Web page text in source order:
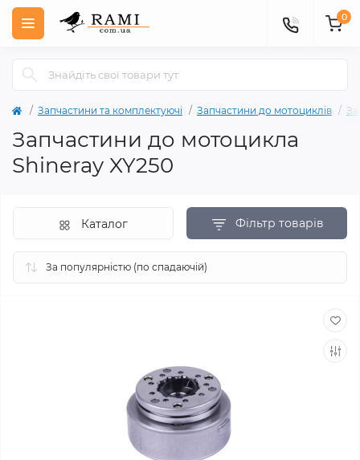
0
Запчастини та комплектуючі Запчастини до мотоциклів
Запчастини до мотоцикла
Shineray XY250
Фільтр товарів
Каталог